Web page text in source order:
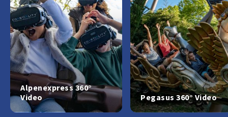
Alpenexpress 360°
Video
Pegasus 360° Video